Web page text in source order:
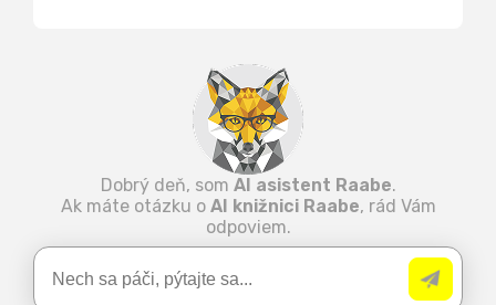
Dobrý deň, som AI asistent Raabe.
Ak máte otázku o AI knižnici Raabe, rád Vám
odpoviem.